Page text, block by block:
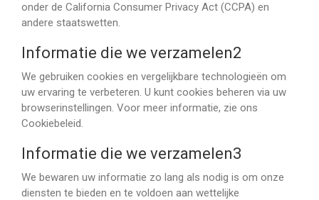
onder de California Consumer Privacy Act (CCPA) en
andere staatswetten.
Informatie die we verzamelen2
We gebruiken cookies en vergelijkbare technologieën om
uw ervaring te verbeteren. U kunt cookies beheren via uw
browserinstellingen. Voor meer informatie, zie ons
Cookiebeleid.
Informatie die we verzamelen3
We bewaren uw informatie zo lang als nodig is om onze
diensten te bieden en te voldoen aan wettelijke